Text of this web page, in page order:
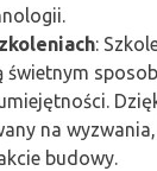
:
świetnym
na
budowy.